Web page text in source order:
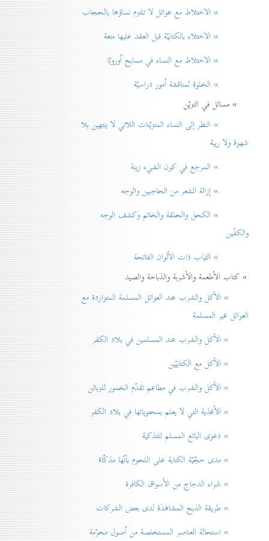
» الاختلاط مع عوائل لا تلتزم نساؤها بالحجاب
» الاختلاء بالكتابيّة قبل العقد عليها متعة
» الاختلاط مع النساء في مسابح اُوروبّا
» الخلوة لمناقشة اُمور دراسيّة
» مسائل في التزيّن
» النظر إلی النساء المتزيّنات اللاتي لا ينتهين بلا
شهوة ولا ريبة
» المرجع في كون الشيء زينة
» إزالة الشعر من الحاجبين والوجه
» الكحل والحلقة والخاتم وكشف الوجه
والكفّين
» الثياب ذات الألوان الفاتحة
» كتاب الأطعمة والأشربة والذباحة والصيد
» الأكل والشرب عند العوائل المسلمة المتواردة مع
العوائل غير المسلمة
» الأكل والشرب عند المسلمين في بلاد الكفر
» الأكل مع الكتابيّين
» الأكل والشرب في مطاعم تقدّم الخمور للزبائن
» الأغذية التي لا يعلم بمحتوياتها في بلاد الكفر
» دعوی البائع المسلم للتذكية
» مدی حجّيّة الكتابة على اللحوم بأنّها مذكّاة
» شراء الدجاج من الأسواق الكافرة
» طريقة الذبح المشاهَدَة لدی بعض الشركات
» استحالة العناصر المستخلصة من اُصول محرّمة